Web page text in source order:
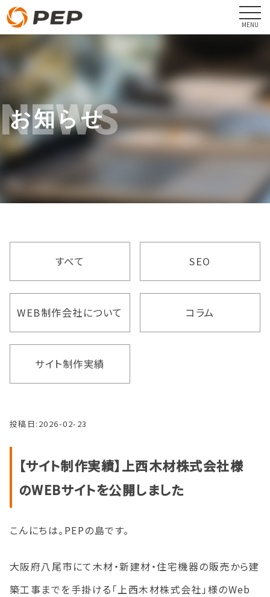
NEWS
お知らせ
すべて SEO
WEB制作会社について コラム
サイト制作実績
投稿日: 2026-02-23
【サイト制作実績】上西木材株式会社様
のWEBサイトを公開しました
こんにちは。PEPの島です。
大阪府八尾市にて木材・新建材・住宅機器の販売から建
築工事までを手掛ける「上西木材株式会社」様のWeb